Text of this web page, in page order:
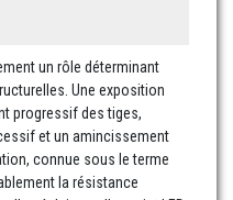
un rôle déterminant
Une exposition
progressif des tiges,
et un amincissement
connue sous le terme
la résistance